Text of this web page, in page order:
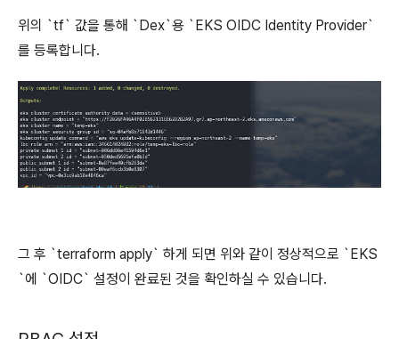
위의 `tf` 값을 통해 `Dex`용 `EKS OIDC Identity Provider`
를 등록합니다.
그 후 `terraform apply` 하게 되면 위와 같이 정상적으로 `EKS
`에 `OIDC` 설정이 완료된 것을 확인하실 수 있습니다.